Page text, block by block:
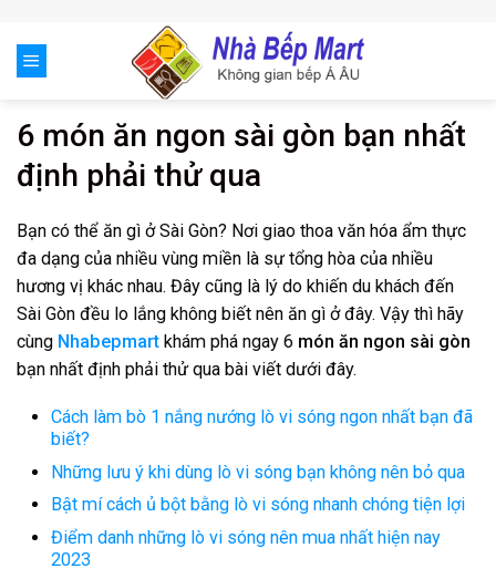
content
6 món ăn ngon sài gòn bạn nhất
định phải thử qua
Bạn có thể ăn gì ở Sài Gòn? Nơi giao thoa văn hóa ẩm thực
đa dạng của nhiều vùng miền là sự tổng hòa của nhiều
hương vị khác nhau. Đây cũng là lý do khiến du khách đến
Sài Gòn đều lo lắng không biết nên ăn gì ở đây. Vậy thì hãy
cùng Nhabepmart khám phá ngay 6 món ăn ngon sài gòn
bạn nhất định phải thử qua bài viết dưới đây.
Cách làm bò 1 nắng nướng lò vi sóng ngon nhất bạn đã
biết?
Những lưu ý khi dùng lò vi sóng bạn không nên bỏ qua
Bật mí cách ủ bột bằng lò vi sóng nhanh chóng tiện lợi
Điểm danh những lò vi sóng nên mua nhất hiện nay
2023